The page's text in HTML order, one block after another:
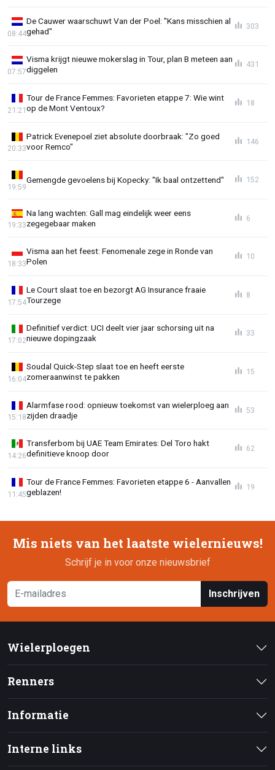
De Cauwer waarschuwt Van der Poel: "Kans misschien al
gehad"
08:44
303
Visma krijgt nieuwe mokerslag in Tour, plan B meteen aan
diggelen
07:57
431
Tour de France Femmes: Favorieten etappe 7: Wie wint
op de Mont Ventoux?
21:21
18
Patrick Evenepoel ziet absolute doorbraak: "Zo goed
voor Remco"
20:33
146
Gemengde gevoelens bij Kopecky: "Ik baal ontzettend"
19:59
152
Na lang wachten: Gall mag eindelijk weer eens
zegegebaar maken
19:33
6
Visma aan het feest: Fenomenale zege in Ronde van
Polen
18:33
10
Le Court slaat toe en bezorgt AG Insurance fraaie
Tourzege
17:54
8
Definitief verdict: UCI deelt vier jaar schorsing uit na
nieuwe dopingzaak
17:02
33
Soudal Quick-Step slaat toe en heeft eerste
zomeraanwinst te pakken
16:04
15
Alarmfase rood: opnieuw toekomst van wielerploeg aan
zijden draadje
15:18
53
Transferbom bij UAE Team Emirates: Del Toro hakt
definitieve knoop door
14:26
62
Tour de France Femmes: Favorieten etappe 6 - Aanvallen
geblazen!
11:45
19
Mis niets van het laatste wielernieuws!
Schrijf je in voor onze nieuwsbrief
Inschrijven
Wielerploegen
Renners
Informatie
Interne links